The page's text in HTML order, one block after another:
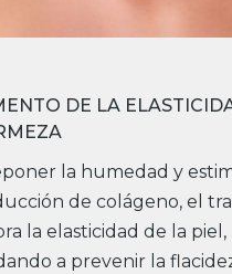
DE LA
la humedad y
de colágeno, el
la elasticidad de la piel,
a prevenir la